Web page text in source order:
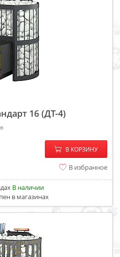
16 (ДТ-4)
− +
В КОРЗИНУ
В избранное
В наличии
в магазинах